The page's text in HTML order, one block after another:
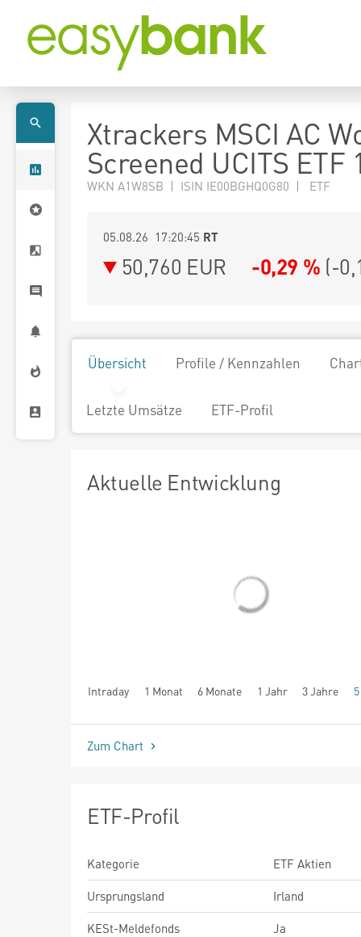
Xtrackers MSCI AC
Screened UCITS ETF
WKN A1W8SB | ISIN IE00BGHQ0G80 | ETF
05.08.26 17:20:45 RT
50,760 EUR -0,29 % (-
Übersicht Profile / Kennzahlen
Letzte Umsätze ETF-Profil
Aktuelle Entwicklung
Intraday 1 Monat 6 Monate 1 Jahr 3 Jahre
seit Beginn
Zum Chart
ETF-Profil
Kategorie
ETF Aktien
Ursprungsland
Irland
KESt-Meldefonds
Ja